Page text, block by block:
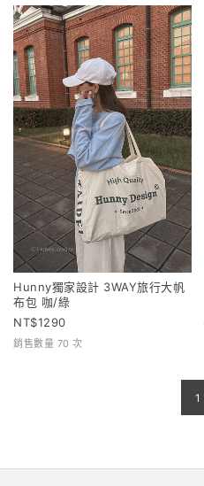
Hunny獨家設計 3WAY旅行大帆
布包 咖/綠
1290
銷售數量 70 次
1